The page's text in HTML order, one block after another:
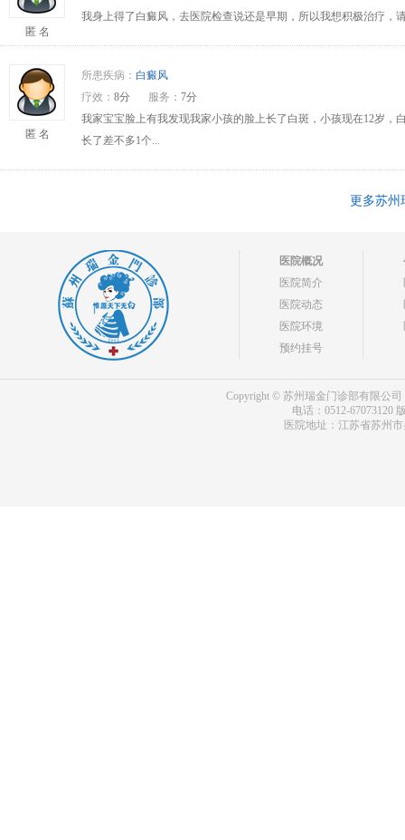
匿 名
我身上得了白癜风，去医院检查说还是早期，所以我想积极治疗，
匿 名
所患疾病： 白癜风
疗效： 8分 服务： 7分
我家宝宝脸上有我发现我家小孩的脸上长了白斑，小孩现在12岁
长了差不多1个...
更多苏州
医院概况
医院简介
医院动态
医院环境
预约挂号
Copyright © 苏州瑞金门诊部有限公司
电话：0512-67073120
医院地址：江苏省苏州